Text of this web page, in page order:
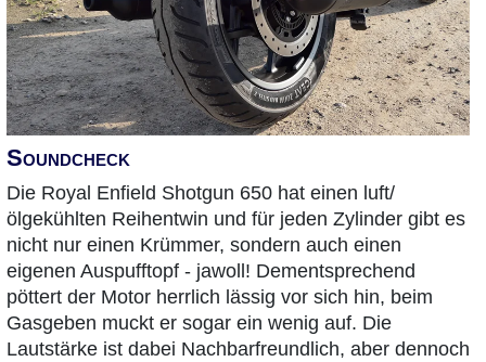
Soundcheck
Die Royal Enfield Shotgun 650 hat einen luft/
ölgekühlten Reihentwin und für jeden Zylinder gibt es
nicht nur einen Krümmer, sondern auch einen
eigenen Auspufftopf - jawoll! Dementsprechend
pöttert der Motor herrlich lässig vor sich hin, beim
Gasgeben muckt er sogar ein wenig auf. Die
Lautstärke ist dabei Nachbarfreundlich, aber dennoch